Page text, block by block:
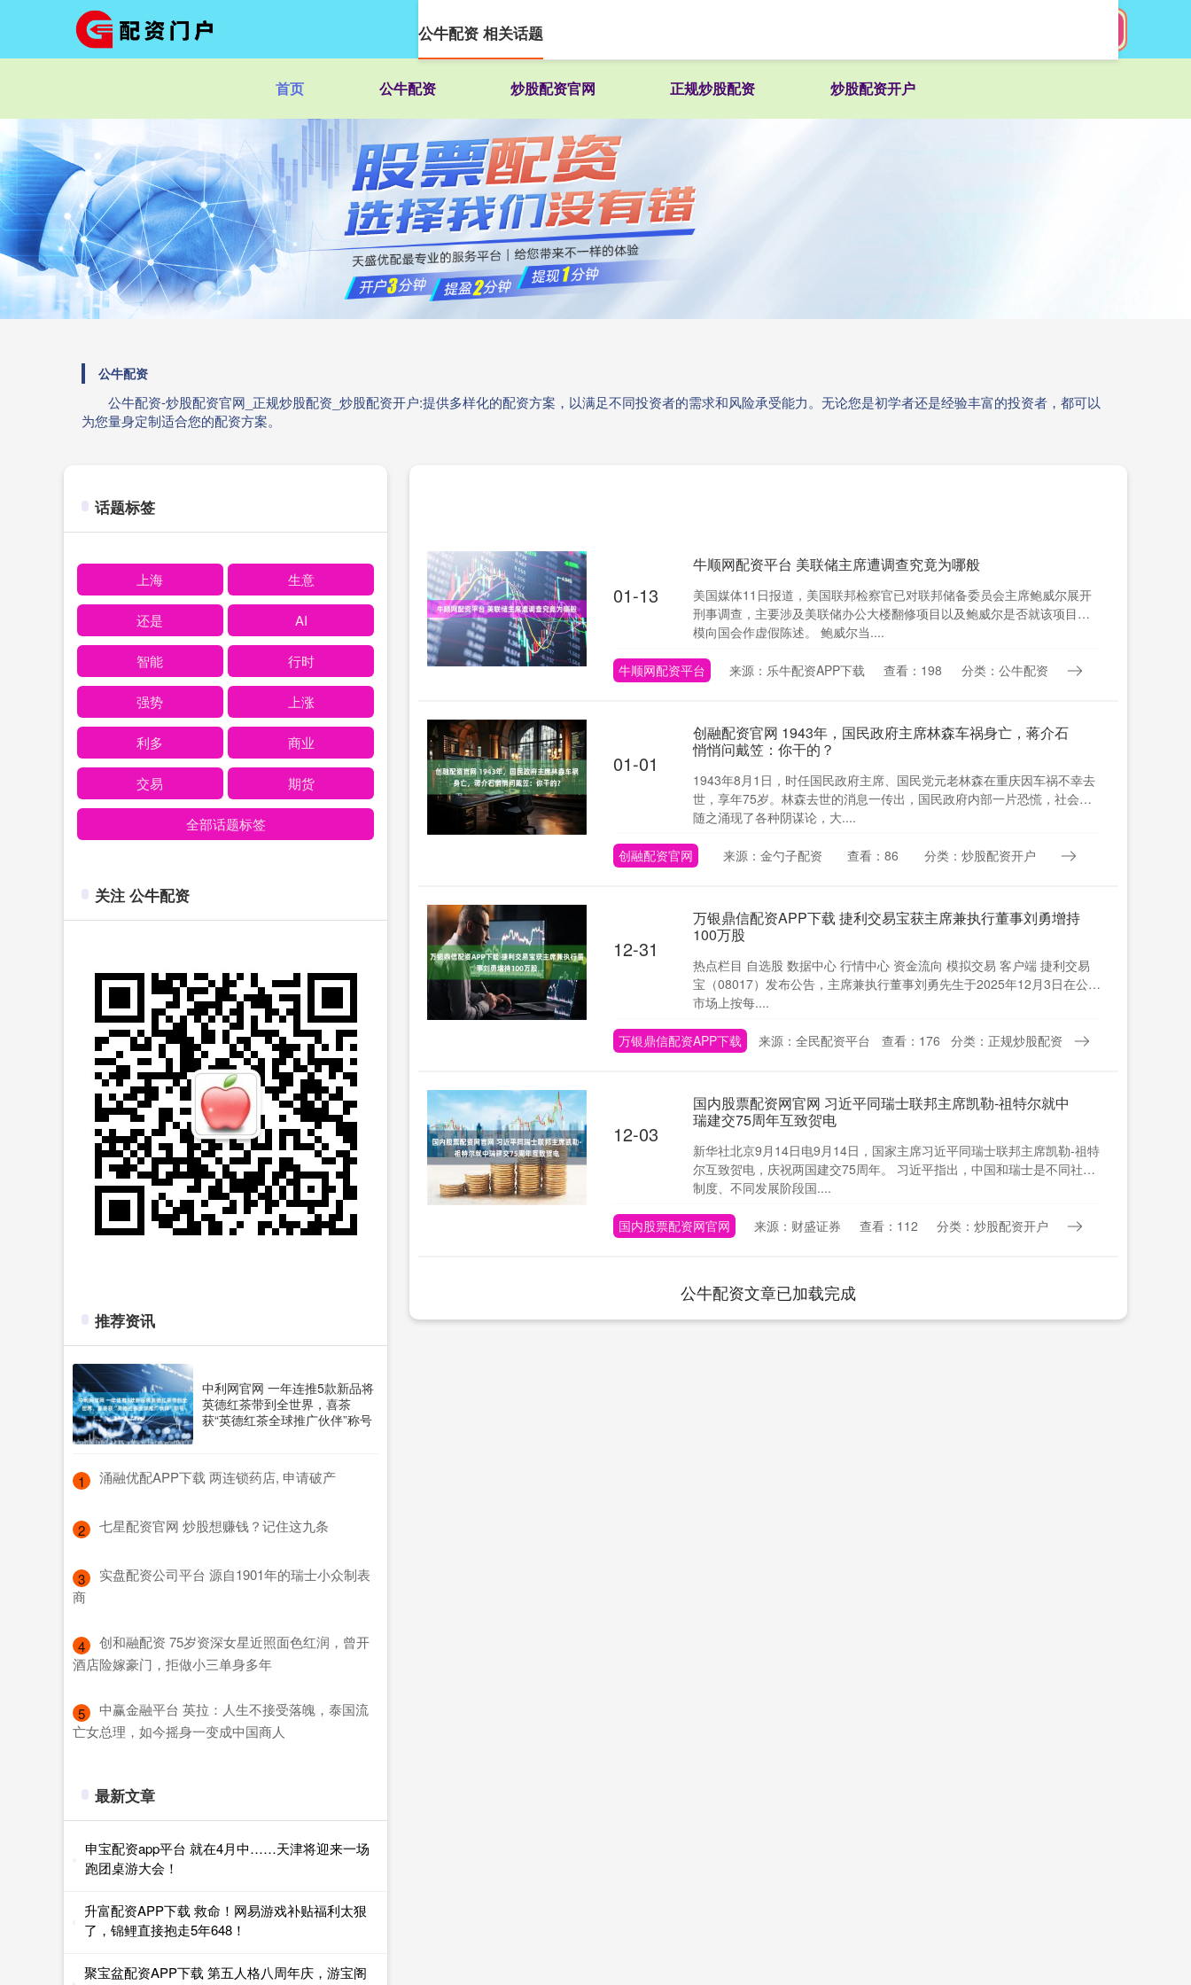
首页 公牛配资 炒股配资官网 正规炒股配资 炒股配资开户
公牛配资
公牛配资-炒股配资官网_正规炒股配资_炒股配资开户:提供多样化的配资方案，以满足不同投资者的需求和风险承受能力。无论您是初学者还是经验丰富的投资者，都可以
为您量身定制适合您的配资方案。
公牛配资 相关话题
01-13
牛顺网配资平台 美联储主席遭调查究竟为哪般
美国媒体11日报道，美国联邦检察官已对联邦储备委员会主席鲍威尔展开
刑事调查，主要涉及美联储办公大楼翻修项目以及鲍威尔是否就该项目规
模向国会作虚假陈述。 鲍威尔当....
牛顺网配资平台 来源：乐牛配资APP下载 查看：198 分类：公牛配资
01-01
创融配资官网 1943年，国民政府主席林森车祸身亡，蒋介石
悄悄问戴笠：你干的？
1943年8月1日，时任国民政府主席、国民党元老林森在重庆因车祸不幸去
世，享年75岁。林森去世的消息一传出，国民政府内部一片恐慌，社会上
随之涌现了各种阴谋论，大....
创融配资官网 来源：金勺子配资 查看：86 分类：炒股配资开户
12-31
万银鼎信配资APP下载 捷利交易宝获主席兼执行董事刘勇增持
100万股
热点栏目 自选股 数据中心 行情中心 资金流向 模拟交易 客户端 捷利交易
宝（08017）发布公告，主席兼执行董事刘勇先生于2025年12月3日在公开
市场上按每....
万银鼎信配资APP下载 来源：全民配资平台 查看：176 分类：正规炒股配资
12-03
国内股票配资网官网 习近平同瑞士联邦主席凯勒-祖特尔就中
瑞建交75周年互致贺电
新华社北京9月14日电9月14日，国家主席习近平同瑞士联邦主席凯勒-祖特
尔互致贺电，庆祝两国建交75周年。 习近平指出，中国和瑞士是不同社会
制度、不同发展阶段国....
国内股票配资网官网 来源：财盛证券 查看：112 分类：炒股配资开户
公牛配资文章已加载完成
话题标签
上海 生意
还是 AI
智能 行时
强势 上涨
利多 商业
交易 期货
全部话题标签
关注 公牛配资
推荐资讯
中利网官网 一年连推5款新品将
英德红茶带到全世界，喜茶
获“英德红茶全球推广伙伴”称号
1 ​涌融优配APP下载 两连锁药店, 申请破产
2 ​七星配资官网 炒股想赚钱？记住这九条
3
​实盘配资公司平台 源自1901年的瑞士小众制表
商
4
​创和融配资 75岁资深女星近照面色红润，曾开
酒店险嫁豪门，拒做小三单身多年
5
​中赢金融平台 英拉：人生不接受落魄，泰国流
亡女总理，如今摇身一变成中国商人
最新文章
申宝配资app平台 就在4月中……天津将迎来一场
跑团桌游大会！
升富配资APP下载 救命！网易游戏补贴福利太狠
了，锦鲤直接抱走5年648！
聚宝盆配资APP下载 第五人格八周年庆，游宝阁